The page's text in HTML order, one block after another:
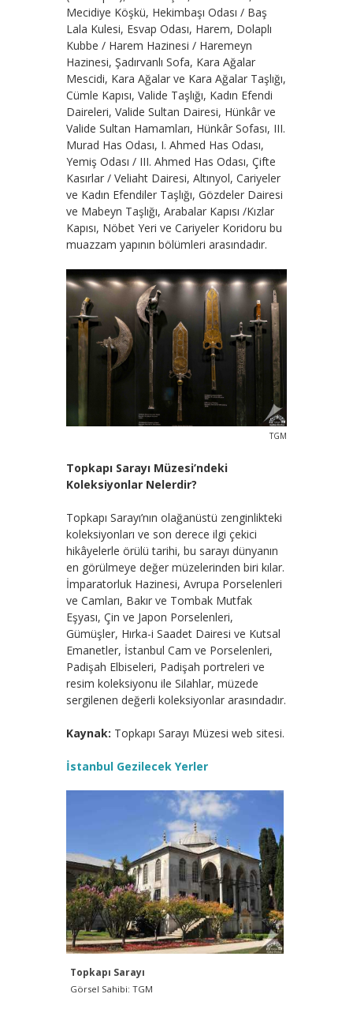
Mecidiye Köşkü, Hekimbaşı Odası / Baş
Lala Kulesi, Esvap Odası, Harem, Dolaplı
Kubbe / Harem Hazinesi / Haremeyn
Hazinesi, Şadırvanlı Sofa, Kara Ağalar
Mescidi, Kara Ağalar ve Kara Ağalar Taşlığı,
Cümle Kapısı, Valide Taşlığı, Kadın Efendi
Daireleri, Valide Sultan Dairesi, Hünkâr ve
Valide Sultan Hamamları, Hünkâr Sofası, III.
Murad Has Odası, I. Ahmed Has Odası,
Yemiş Odası / III. Ahmed Has Odası, Çifte
Kasırlar / Veliaht Dairesi, Altınyol, Cariyeler
ve Kadın Efendiler Taşlığı, Gözdeler Dairesi
ve Mabeyn Taşlığı, Arabalar Kapısı /Kızlar
Kapısı, Nöbet Yeri ve Cariyeler Koridoru bu
muazzam yapının bölümleri arasındadır.
TGM
Topkapı Sarayı Müzesi’ndeki
Koleksiyonlar Nelerdir?
Topkapı Sarayı’nın olağanüstü zenginlikteki
koleksiyonları ve son derece ilgi çekici
hikâyelerle örülü tarihi, bu sarayı dünyanın
en görülmeye değer müzelerinden biri kılar.
İmparatorluk Hazinesi, Avrupa Porselenleri
ve Camları, Bakır ve Tombak Mutfak
Eşyası, Çin ve Japon Porselenleri,
Gümüşler, Hırka-i Saadet Dairesi ve Kutsal
Emanetler, İstanbul Cam ve Porselenleri,
Padişah Elbiseleri, Padişah portreleri ve
resim koleksiyonu ile Silahlar, müzede
sergilenen değerli koleksiyonlar arasındadır.
Kaynak: Topkapı Sarayı Müzesi web sitesi.
İstanbul Gezilecek Yerler
Topkapı Sarayı
Görsel Sahibi: TGM